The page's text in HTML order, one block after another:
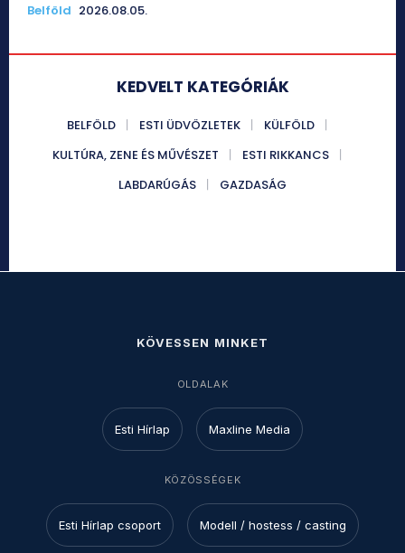
Belföld 2026.08.05.
KEDVELT KATEGÓRIÁK
BELFÖLD ESTI ÜDVÖZLETEK
KÜLFÖLD
KULTÚRA, ZENE ÉS MŰVÉSZET
ESTI RIKKANCS
LABDARÚGÁS
GAZDASÁG
KÖVESSEN MINKET
OLDALAK
Esti Hírlap Maxline Media
KÖZÖSSÉGEK
Esti Hírlap csoport Modell / hostess / casting